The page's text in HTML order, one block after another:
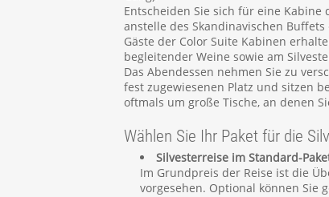
Entscheiden Sie sich für eine Kabine
anstelle des Skandinavischen
Gäste der Color Suite Kabinen
begleitender Weine sowie am
Das Abendessen nehmen Sie zu
fest zugewiesenen Platz und sitzen
oftmals um große Tische, an denen
Wählen Sie Ihr Paket für die
Silvesterreise im Standard-
Im Grundpreis der Reise ist die
vorgesehen. Optional können Sie